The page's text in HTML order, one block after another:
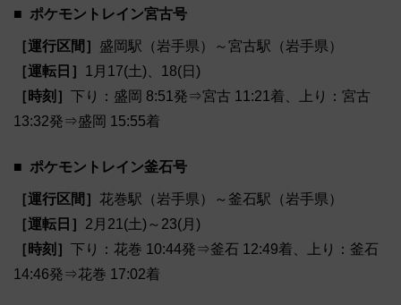
ポケモントレイン宮古号
［運行区間］ 盛岡駅（岩手県）～宮古駅（岩手県）
［運転日］ 1月17(土)、18(日)
［時刻］ 下り：盛岡 8:51発⇒宮古 11:21着、上り：宮古
13:32発⇒盛岡 15:55着
ポケモントレイン釜石号
［運行区間］ 花巻駅（岩手県）～釜石駅（岩手県）
［運転日］ 2月21(土)～23(月)
［時刻］ 下り：花巻 10:44発⇒釜石 12:49着、上り：釜石
14:46発⇒花巻 17:02着